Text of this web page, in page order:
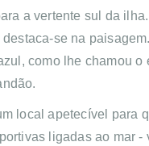
a vertente sul da
se na
como lhe chamou o
local apetecível para
ligadas ao mar -